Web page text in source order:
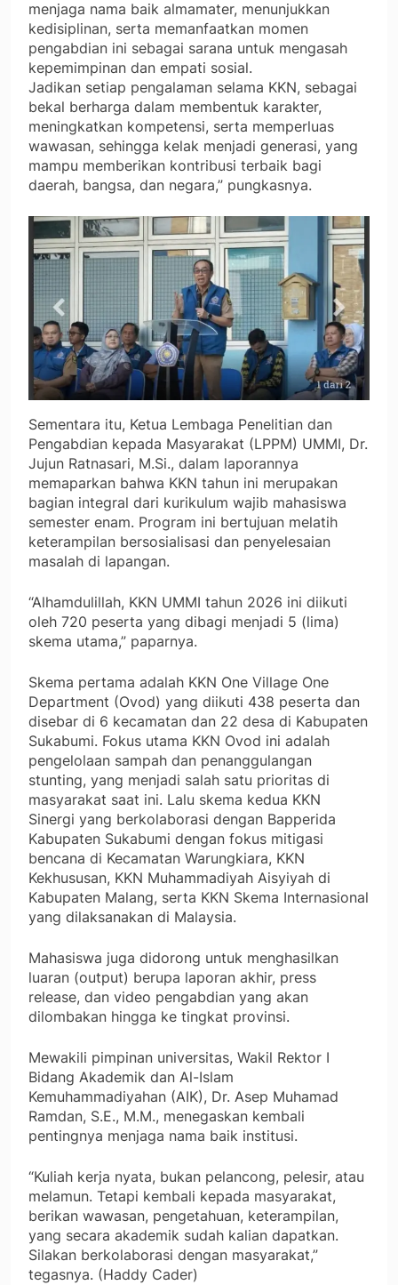
menjaga nama baik almamater, menunjukkan
kedisiplinan, serta memanfaatkan momen
pengabdian ini sebagai sarana untuk mengasah
kepemimpinan dan empati sosial.
Jadikan setiap pengalaman selama KKN, sebagai
bekal berharga dalam membentuk karakter,
meningkatkan kompetensi, serta memperluas
wawasan, sehingga kelak menjadi generasi, yang
mampu memberikan kontribusi terbaik bagi
daerah, bangsa, dan negara,” pungkasnya.
Sementara itu, Ketua Lembaga Penelitian dan
Pengabdian kepada Masyarakat (LPPM) UMMI, Dr.
Jujun Ratnasari, M.Si., dalam laporannya
memaparkan bahwa KKN tahun ini merupakan
bagian integral dari kurikulum wajib mahasiswa
semester enam. Program ini bertujuan melatih
keterampilan bersosialisasi dan penyelesaian
masalah di lapangan.
“Alhamdulillah, KKN UMMI tahun 2026 ini diikuti
oleh 720 peserta yang dibagi menjadi 5 (lima)
skema utama,” paparnya.
Skema pertama adalah KKN One Village One
Department (Ovod) yang diikuti 438 peserta dan
disebar di 6 kecamatan dan 22 desa di Kabupaten
Sukabumi. Fokus utama KKN Ovod ini adalah
pengelolaan sampah dan penanggulangan
stunting, yang menjadi salah satu prioritas di
masyarakat saat ini. Lalu skema kedua KKN
Sinergi yang berkolaborasi dengan Bapperida
Kabupaten Sukabumi dengan fokus mitigasi
bencana di Kecamatan Warungkiara, KKN
Kekhususan, KKN Muhammadiyah Aisyiyah di
Kabupaten Malang, serta KKN Skema Internasional
yang dilaksanakan di Malaysia.
Mahasiswa juga didorong untuk menghasilkan
luaran (output) berupa laporan akhir, press
release, dan video pengabdian yang akan
dilombakan hingga ke tingkat provinsi.
Mewakili pimpinan universitas, Wakil Rektor I
Bidang Akademik dan Al-Islam
Kemuhammadiyahan (AIK), Dr. Asep Muhamad
Ramdan, S.E., M.M., menegaskan kembali
pentingnya menjaga nama baik institusi.
“Kuliah kerja nyata, bukan pelancong, pelesir, atau
melamun. Tetapi kembali kepada masyarakat,
berikan wawasan, pengetahuan, keterampilan,
yang secara akademik sudah kalian dapatkan.
Silakan berkolaborasi dengan masyarakat,”
tegasnya. (Haddy Cader)